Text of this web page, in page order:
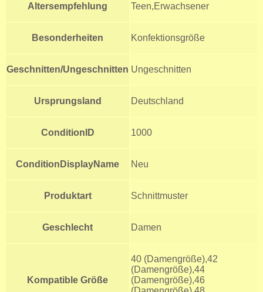
Altersempfehlung Teen,Erwachsener
Besonderheiten Konfektionsgröße
Geschnitten/Ungeschnitten Ungeschnitten
Ursprungsland Deutschland
ConditionID 1000
ConditionDisplayName Neu
Produktart Schnittmuster
Geschlecht Damen
Kompatible Größe
40 (Damengröße),42
(Damengröße),44
(Damengröße),46